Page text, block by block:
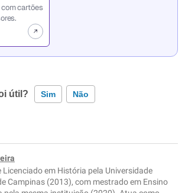
cartões
útil? Sim Não
contém informação incorreta
não tem a informação que procuro
Licenciado em História pela Universidade
Campinas (2013), com mestrado em Ensino